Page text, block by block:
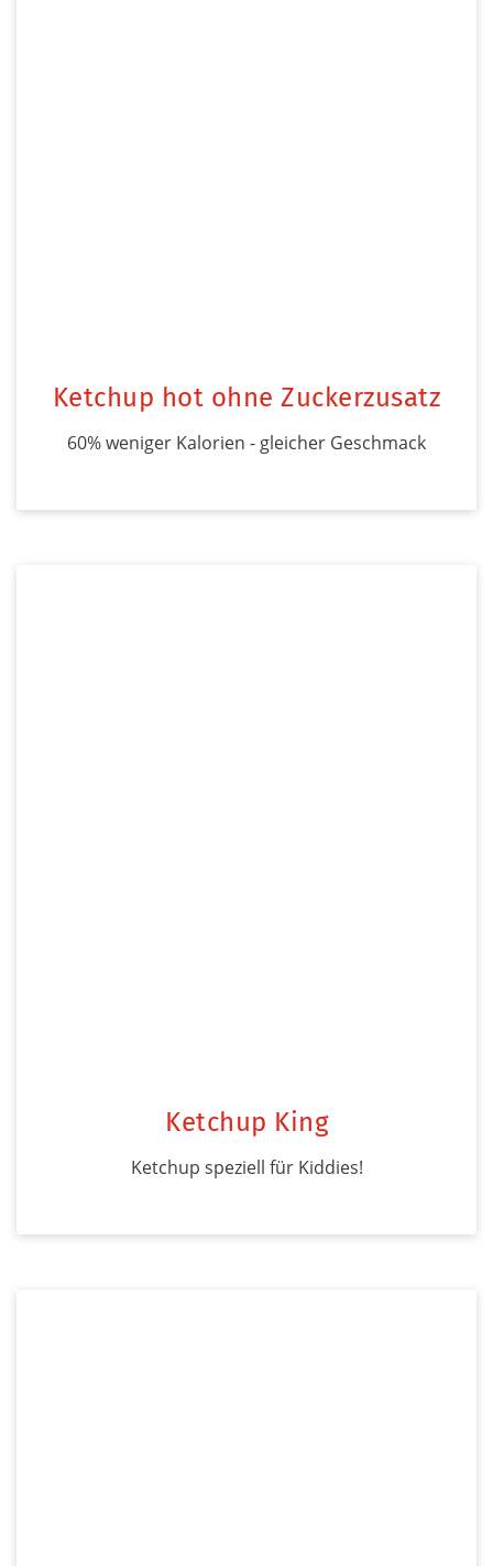
Ketchup hot ohne Zuckerzusatz
60% weniger Kalorien - gleicher Geschmack
Ketchup King
Ketchup speziell für Kiddies!